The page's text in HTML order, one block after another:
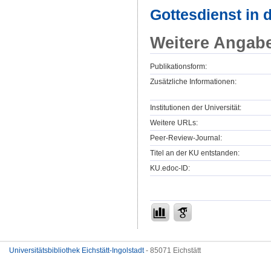
Gottesdienst in
Weitere
Publikationsform:
Zusätzliche Informationen:
Institutionen der Universität:
Weitere URLs:
Peer-Review-Journal:
Titel an der KU entstanden:
KU.edoc-ID:
Universitätsbibliothek Eichstätt-Ingolstadt- 85071 Eichstätt